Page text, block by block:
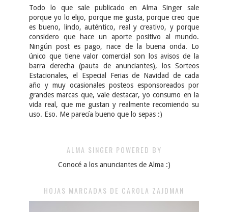
Todo lo que sale publicado en Alma Singer sale
porque yo lo elijo, porque me gusta, porque creo que
es bueno, lindo, auténtico, real y creativo, y porque
considero que hace un aporte positivo al mundo.
Ningún post es pago, nace de la buena onda. Lo
único que tiene valor comercial son los avisos de la
barra derecha (pauta de anunciantes), los Sorteos
Estacionales, el Especial Ferias de Navidad de cada
año y muy ocasionales posteos esponsoreados por
grandes marcas que, vale destacar, yo consumo en la
vida real, que me gustan y realmente recomiendo su
uso. Eso. Me parecía bueno que lo sepas :)
ALMA SINGER POWERED BY
Conocé a los anunciantes de Alma :)
HOJAS MARCADAS DE CAROLA ZAJDMAN